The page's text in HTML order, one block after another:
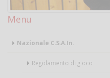
Menu
Nazionale C.S.A.In.
Regolamento di gioco